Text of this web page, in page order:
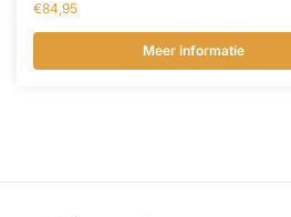
€84,95
Meer informatie